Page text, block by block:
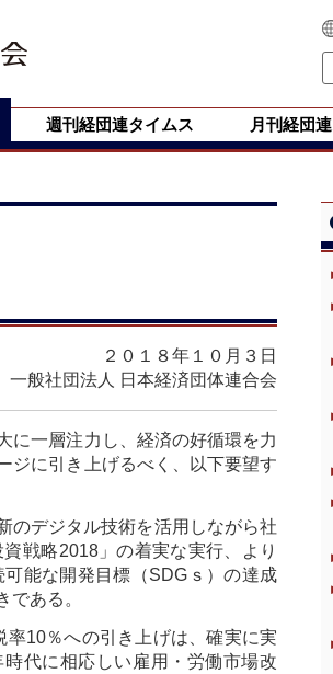
週刊経団連タイムス 月刊経団連
２０１８年１０月３日
一般社団法人 日本経済団体連合会
に一層注力し、経済の好循環を力
ジに引き上げるべく、以下要望す
のデジタル技術を活用しながら社
戦略2018」の着実な実行、より
能な開発目標（SDGｓ）の達成
ある。
率10％への引き上げは、確実に実
代に相応しい雇用・労働市場改